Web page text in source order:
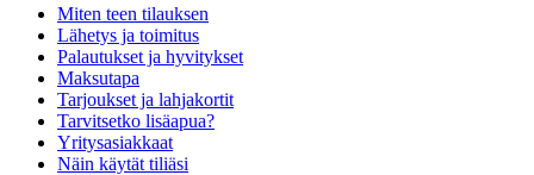
Miten teen tilauksen
Lähetys ja toimitus
Palautukset ja hyvitykset
Maksutapa
Tarjoukset ja lahjakortit
Tarvitsetko lisäapua?
Yritysasiakkaat
Näin käytät tiliäsi